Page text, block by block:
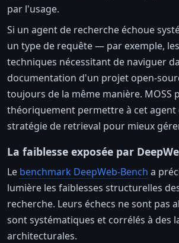
par l'usage.
Si un agent de recherche échoue
un type de requête — par exemple,
techniques nécessitant de naviguer
documentation d'un projet open-
toujours de la même manière. MOSS
théoriquement permettre à cet agent
stratégie de retrieval pour mieux
La faiblesse exposée par
Le benchmark DeepWeb-Bench a
lumière les faiblesses structurelles
recherche. Leurs échecs ne sont pas
sont systématiques et corrélés à des
architecturales.